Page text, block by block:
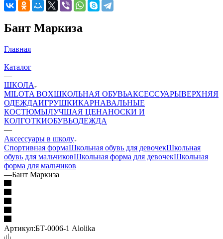
Бант Маркиза
Главная
—
Каталог
—
ШКОЛА
MILOTA BOXШКОЛЬНАЯ ОБУВЬАКСЕССУАРЫВЕРХНЯЯ
ОДЕЖДАИГРУШКИКАРНАВАЛЬНЫЕ
КОСТЮМЫЛУЧШАЯ ЦЕНАНОСКИ И
КОЛГОТКИОБУВЬОДЕЖДА
—
Аксессуары в школу
Спортивная формаШкольная обувь для девочекШкольная
обувь для мальчиковШкольная форма для девочекШкольная
форма для мальчиков
—Бант Маркиза
Артикул:БТ-0006-1 Alolika